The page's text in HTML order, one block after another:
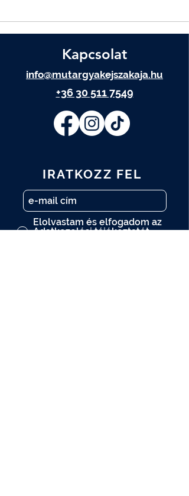
Kapcsolat
info@mutargyakejszakaja.hu
+36 30 511 7549
IRATKOZZ FEL
Elolvastam és elfogadom az
Adatkezelési tájékoztatót.